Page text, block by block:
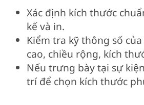
Xác định kích thước
kế và in.
Kiểm tra kỹ thông số
cao, chiều rộng, kích
Nếu trưng bày tại sự
trí để chọn kích thước